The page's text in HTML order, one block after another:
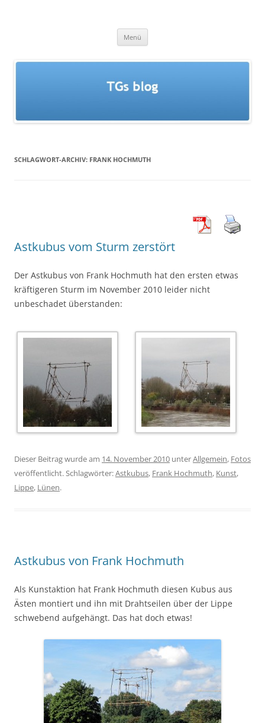
Menü
SCHLAGWORT-ARCHIV: FRANK HOCHMUTH
Astkubus vom Sturm zerstört
Der Astkubus von Frank Hochmuth hat den ersten etwas
kräftigeren Sturm im November 2010 leider nicht
unbeschadet überstanden:
Dieser Beitrag wurde am 14. November 2010 unterAllgemein, Fotos
veröffentlicht. Schlagwörter:Astkubus, Frank Hochmuth, Kunst,
Lippe, Lünen.
Astkubus von Frank Hochmuth
Als Kunstaktion hat Frank Hochmuth diesen Kubus aus
Ästen montiert und ihn mit Drahtseilen über der Lippe
schwebend aufgehängt. Das hat doch etwas!